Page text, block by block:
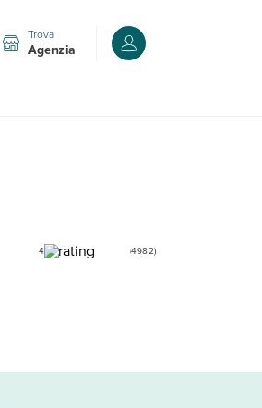
Trova
Agenzia Accedi o registrati
4 (4982)